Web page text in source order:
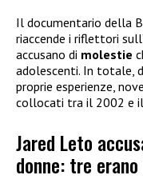
Il documentario della
riaccende i riflettori
accusano di molestie
adolescenti. In totale,
proprie esperienze,
collocati tra il 2002 e
Jared Leto
donne: tre